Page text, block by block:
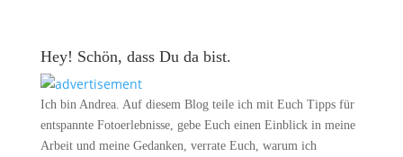
Hey! Schön, dass Du da bist.
Ich bin Andrea. Auf diesem Blog teile ich mit Euch Tipps für
entspannte Fotoerlebnisse, gebe Euch einen Einblick in meine
Arbeit und meine Gedanken, verrate Euch, warum ich